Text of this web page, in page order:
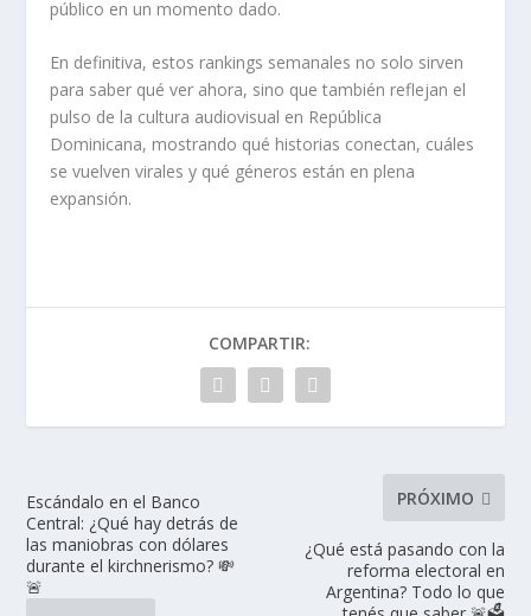
público en un momento dado.
En definitiva, estos rankings semanales no solo sirven
para saber qué ver ahora, sino que también reflejan el
pulso de la cultura audiovisual en República
Dominicana, mostrando qué historias conectan, cuáles
se vuelven virales y qué géneros están en plena
expansión.
COMPARTIR:
Escándalo en el Banco
Central: ¿Qué hay detrás de
las maniobras con dólares
durante el kirchnerismo? 💸
🚨
PRÓXIMO
¿Qué está pasando con la
reforma electoral en
Argentina? Todo lo que